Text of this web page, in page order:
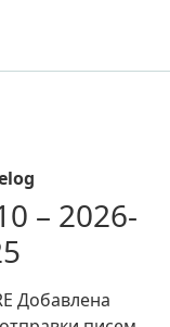
– 2026-
Добавлена